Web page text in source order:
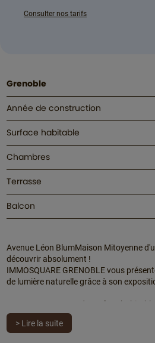
Consulter nos tarifs
Grenoble
Année de construction
Surface habitable
Chambres
Terrasse
Balcon
Avenue Léon BlumMaison Mitoyenne
découvrir absolument !
IMMOSQUARE GRENOBLE vous
de lumière naturelle grâce à son
Avec ses 110.93 m² de surface habitable
130m² au sol répartis sur deux niveaux,
convivialité et l'espace. Vous disposez
> Lire la suite